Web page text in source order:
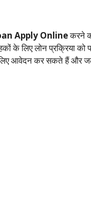
Apply Onlineकरने
के लिए लोन प्रक्रिया को
आवेदन कर सकते हैं और